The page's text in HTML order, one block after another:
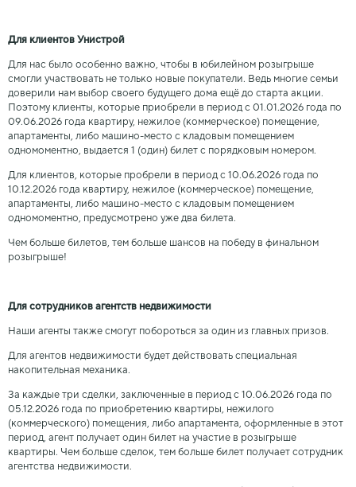
Для клиентов Унистрой
Для нас было особенно важно, чтобы в юбилейном розыгрыше
смогли участвовать не только новые покупатели. Ведь многие семьи
доверили нам выбор своего будущего дома ещё до старта акции.
Поэтому клиенты, которые приобрели в период с 01.01.2026 года по
09.06.2026 года квартиру, нежилое (коммерческое) помещение,
апартаменты, либо машино-место с кладовым помещением
одномоментно, выдается 1 (один) билет с порядковым номером.
Для клиентов, которые пробрели в период с 10.06.2026 года по
10.12.2026 года квартиру, нежилое (коммерческое) помещение,
апартаменты, либо машино-место с кладовым помещением
одномоментно, предусмотрено уже два билета.
Чем больше билетов, тем больше шансов на победу в финальном
розыгрыше!
Для сотрудников агентств недвижимости
Наши агенты также смогут побороться за один из главных призов.
Для агентов недвижимости будет действовать специальная
накопительная механика.
За каждые три сделки, заключенные в период с 10.06.2026 года по
05.12.2026 года по приобретению квартиры, нежилого
(коммерческого) помещения, либо апартамента, оформленные в этот
период, агент получает один билет на участие в розыгрыше
квартиры. Чем больше сделок, тем больше билет получает сотрудник
агентства недвижимости.